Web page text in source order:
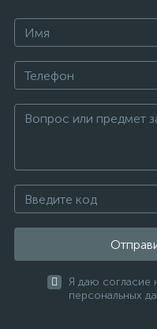
Я даю согласие
персональных